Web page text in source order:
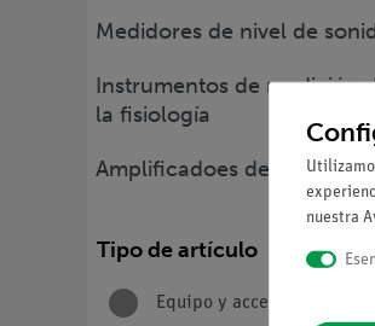
Medidores de nivel de
Instrumentos de medición
la fisiología
Amplificadoes de Medición
Tipo de artículo
Equipo y accesorios
nuestra